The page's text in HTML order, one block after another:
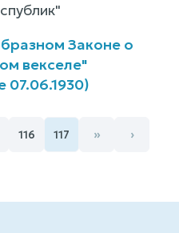
Законе о
векселе"
07.06.1930)
116 117 » ›